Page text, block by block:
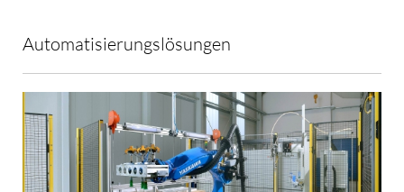
Automatisierungslösungen